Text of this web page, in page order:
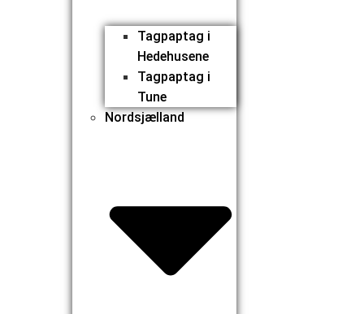
Tagpaptag i
Hedehusene
Tagpaptag i
Tune
Nordsjælland